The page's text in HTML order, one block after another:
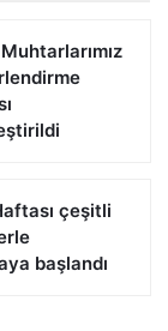
çeşitli
başlandı